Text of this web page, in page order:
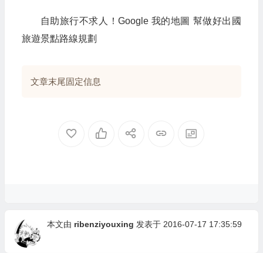
自助旅行不求人！Google 我的地圖 幫做好出國
旅遊景點路線規劃
文章末尾固定信息
本文由 ribenziyouxing 发表于 2016-07-17 17:35:59